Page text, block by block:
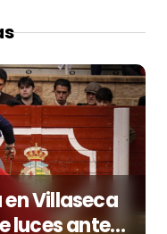
Villaseca
luces ante